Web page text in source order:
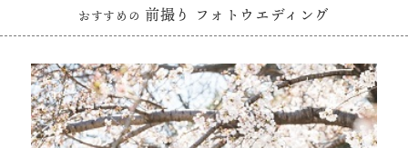
おすすめの 前撮り フォトウエディング